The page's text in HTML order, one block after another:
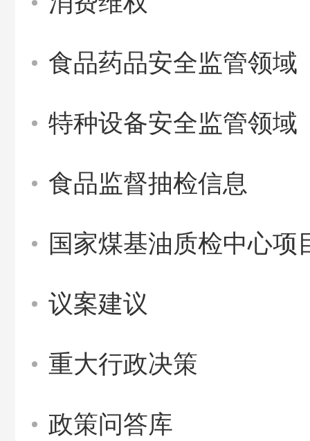
食品药品安全监管领域
特种设备安全监管领域
食品监督抽检信息
国家煤基油质检中心项
议案建议
重大行政决策
政策问答库